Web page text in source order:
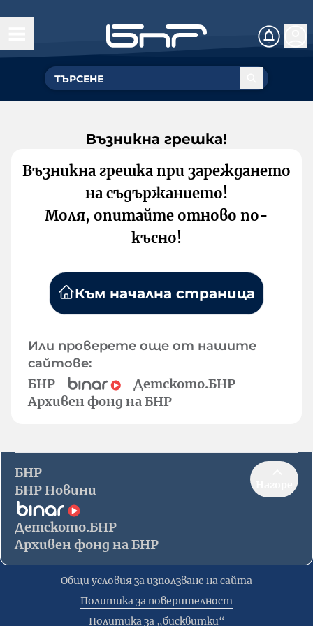
Възникна грешка!
Възникна грешка при зареждането
на съдържанието!
Моля, опитайте отново по-
късно!
Към начална страница
Или проверете още от нашите
сайтове:
БНР
Детското.БНР
Архивен фонд на БНР
БНР
БНР Новини
Детското.БНР
Архивен фонд на БНР
Общи условия за използване на сайта
Политика за поверителност
Политика за „бисквитки“